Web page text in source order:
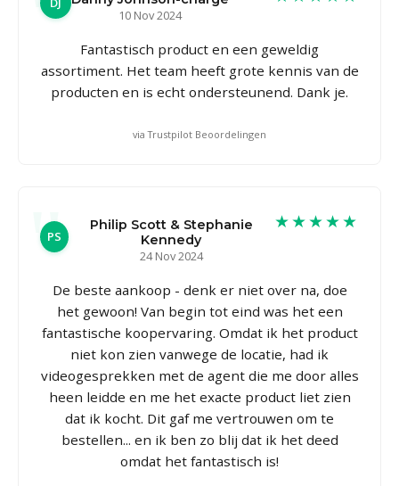
10 Nov 2024
Fantastisch product en een geweldig
assortiment. Het team heeft grote kennis van de
producten en is echt ondersteunend. Dank je.
via Trustpilot Beoordelingen
PS
Philip Scott & Stephanie
Kennedy
24 Nov 2024
★★★★★
De beste aankoop - denk er niet over na, doe
het gewoon! Van begin tot eind was het een
fantastische koopervaring. Omdat ik het product
niet kon zien vanwege de locatie, had ik
videogesprekken met de agent die me door alles
heen leidde en me het exacte product liet zien
dat ik kocht. Dit gaf me vertrouwen om te
bestellen... en ik ben zo blij dat ik het deed
omdat het fantastisch is!